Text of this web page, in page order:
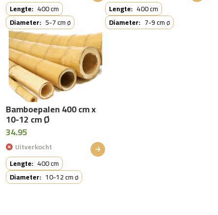
Lengte: 400 cm
Diameter: 5-7 cm ø
Lengte: 400 cm
Diameter: 7-9 cm ø
Bamboepalen 400 cm x
10-12 cm Ø
34.95
Uitverkocht
Lengte: 400 cm
Diameter: 10-12 cm ø